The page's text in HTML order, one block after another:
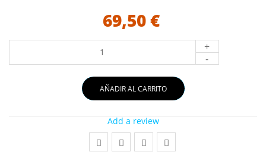
69,50 €
+
-
AÑADIR AL CARRITO
Add a review